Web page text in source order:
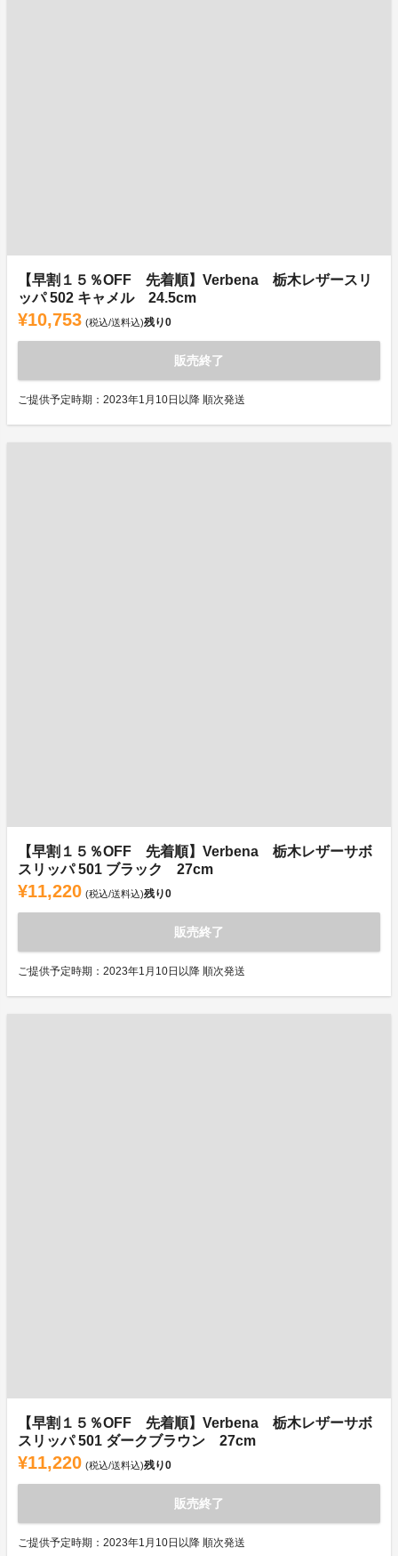
【早割１５％OFF 先着順】Verbena 栃木レザースリ
ッパ 502 キャメル 24.5cm
¥10,753 (税込/送料込)残り0
販売終了
ご提供予定時期：2023年1月10日以降 順次発送
【早割１５％OFF 先着順】Verbena 栃木レザーサボ
スリッパ 501 ブラック 27cm
¥11,220 (税込/送料込)残り0
販売終了
ご提供予定時期：2023年1月10日以降 順次発送
【早割１５％OFF 先着順】Verbena 栃木レザーサボ
スリッパ 501 ダークブラウン 27cm
¥11,220 (税込/送料込)残り0
販売終了
ご提供予定時期：2023年1月10日以降 順次発送